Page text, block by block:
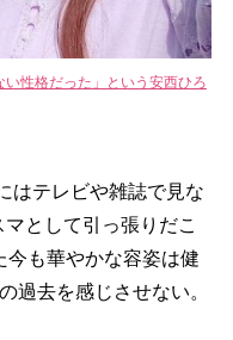
い性格だった」という安西ひろ
はテレビや雑誌で見な
として引っ張りだこ
今も華やかな容姿は健
過去を感じさせない。